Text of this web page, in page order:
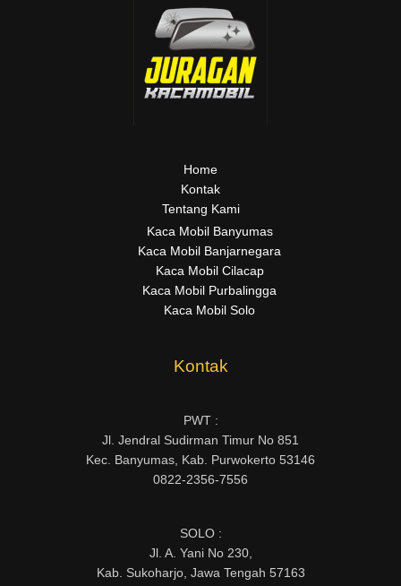
Home
Kontak
Tentang Kami
Kaca Mobil Banyumas
Kaca Mobil Banjarnegara
Kaca Mobil Cilacap
Kaca Mobil Purbalingga
Kaca Mobil Solo
Kontak
PWT :
Jl. Jendral Sudirman Timur No 851
Kec. Banyumas, Kab. Purwokerto 53146
0822-2356-7556
SOLO :
Jl. A. Yani No 230,
Kab. Sukoharjo, Jawa Tengah 57163